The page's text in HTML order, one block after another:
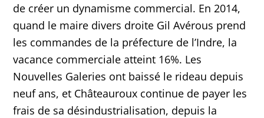
de créer un dynamisme commercial. En 2014,
quand le maire divers droite Gil Avérous prend
les commandes de la préfecture de l’Indre, la
vacance commerciale atteint 16%. Les
Nouvelles Galeries ont baissé le rideau depuis
neuf ans, et Châteauroux continue de payer les
frais de sa désindustrialisation, depuis la